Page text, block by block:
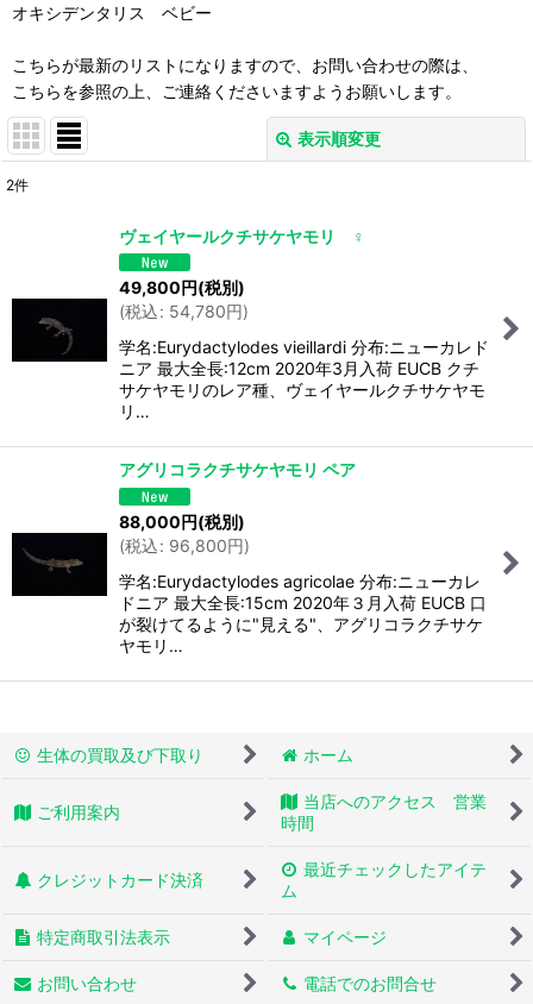
オキシデンタリス ベビー
こちらが最新のリストになりますので、お問い合わせの際は、
こちらを参照の上、ご連絡くださいますようお願いします。
表示順変更
2件
ヴェイヤールクチサケヤモリ ♀
49,800円(税別)
(税込: 54,780円)
学名:Eurydactylodes vieillardi 分布:ニューカレド
ニア 最大全長:12cm 2020年3月入荷 EUCB クチ
サケヤモリのレア種、ヴェイヤールクチサケヤモ
リ…
アグリコラクチサケヤモリ ペア
88,000円(税別)
(税込: 96,800円)
学名:Eurydactylodes agricolae 分布:ニューカレ
ドニア 最大全長:15cm 2020年３月入荷 EUCB 口
が裂けてるように"見える"、アグリコラクチサケ
ヤモリ…
生体の買取及び下取り ホーム
ご利用案内
当店へのアクセス 営業
時間
クレジットカード決済
最近チェックしたアイテ
ム
特定商取引法表示 マイページ
お問い合わせ 電話でのお問合せ